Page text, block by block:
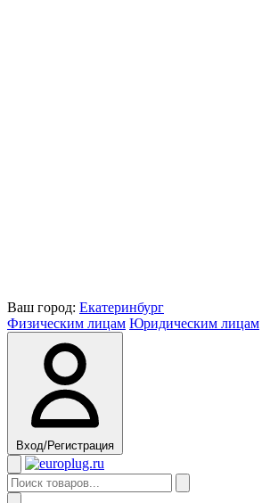
Ваш город: Екатеринбург
Физическим лицам Юридическим лицам
Вход/Регистрация